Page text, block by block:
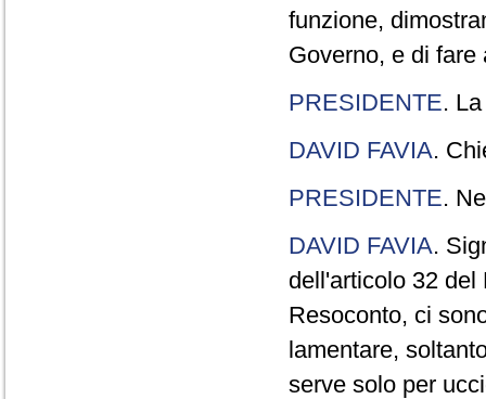
funzione,
Governo, e di
PRESIDENTE.
DAVID FAVIA.
PRESIDENTE.
DAVID FAVIA.
dell'articolo 32 del
Resoconto, ci
lamentare,
serve solo per